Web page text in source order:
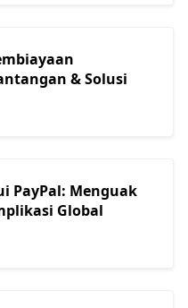
& Solusi
PayPal: Menguak
Global